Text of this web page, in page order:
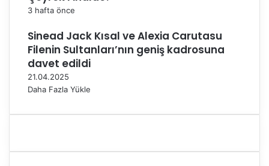
r
d
i
e
3 hafta önce
Sinead Jack Kısal ve Alexia Carutasu
Filenin Sultanları’nın geniş kadrosuna
davet edildi
21.04.2025
Daha Fazla Yükle